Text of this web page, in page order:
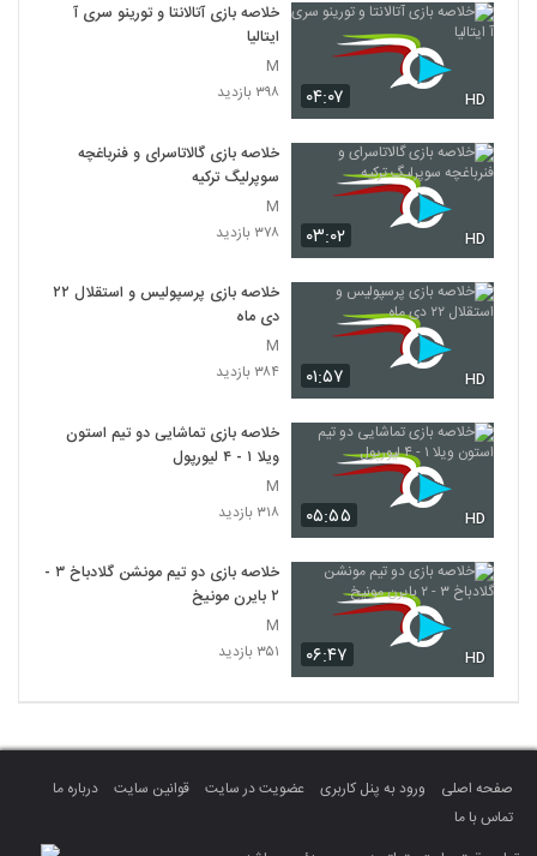
۰۴:۰۷ HD
خلاصه بازی آتالانتا و تورینو سری آ
ایتالیا
M
۳۹۸ بازدید
۰۳:۰۲ HD
خلاصه بازی گالاتاسرای و فنرباغچه
سوپرلیگ ترکیه
M
۳۷۸ بازدید
۰۱:۵۷ HD
خلاصه بازی پرسپولیس و استقلال ۲۲
دی ماه
M
۳۸۴ بازدید
۰۵:۵۵ HD
خلاصه بازی تماشایی دو تیم استون
ویلا ۱ - ۴ لیورپول
M
۳۱۸ بازدید
۰۶:۴۷ HD
خلاصه بازی دو تیم مونشن گلادباخ ۳ -
۲ بایرن مونیخ
M
۳۵۱ بازدید
صفحه اصلی ورود به پنل کاربری عضویت در سایت قوانین سایت
درباره ما
تماس با ما